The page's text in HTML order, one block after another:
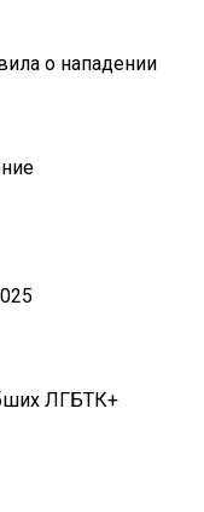
о нападении
ЛГБТК+